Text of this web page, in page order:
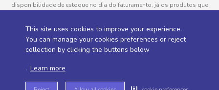
This site uses cookies to improve your experience.
You can manage your cookies preferences or reject
collection by clicking the buttons below
. Learn more
disponibilidade de estoque no dia do faturamento, já os produtos que
pedido do cliente, este não será entregue e o valor do item não será
cobrado. As fotos dos produtos no site são ilustrativas, podendo haver
divergência com o produto real e todos os pedidos estão sujeitos à
consultadas em “Política de Entregas”